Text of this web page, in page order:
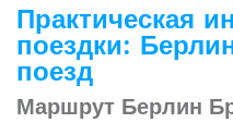
Практическая
поездки:
поезд
Маршрут Берлин